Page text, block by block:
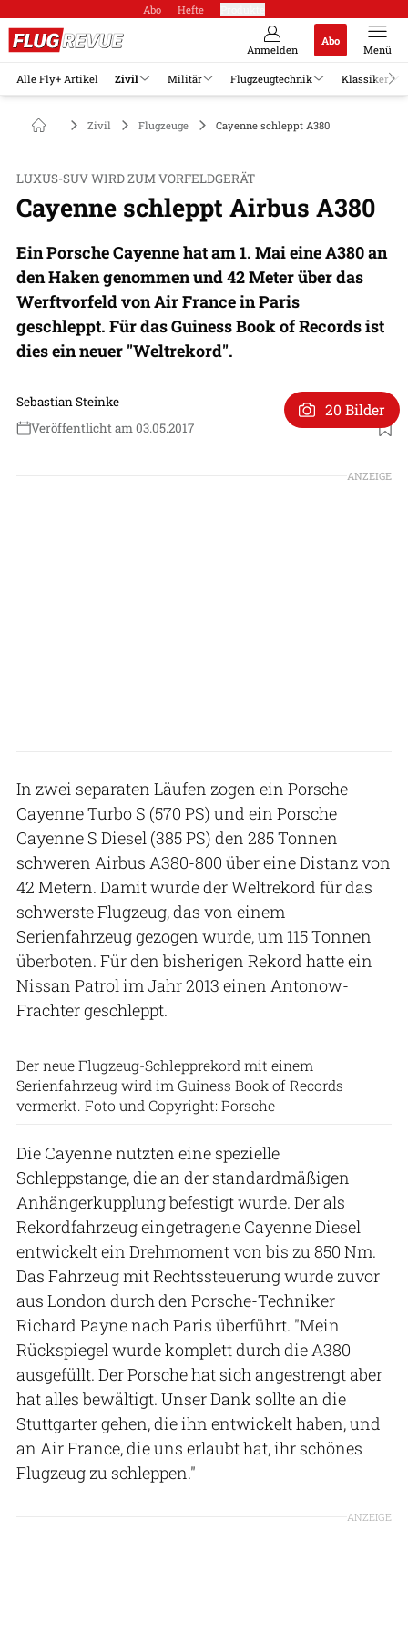
Abo Hefte
Anmelden
Abo
Menü
Alle Fly+ Artikel Zivil Militär Flugzeugtechnik Klassiker
Zivil Flugzeuge Cayenne schleppt A380
LUXUS-SUV WIRD ZUM VORFELDGERÄT
Cayenne schleppt Airbus A380
Ein Porsche Cayenne hat am 1. Mai eine A380 an
den Haken genommen und 42 Meter über das
Werftvorfeld von Air France in Paris
geschleppt. Für das Guiness Book of Records ist
dies ein neuer "Weltrekord".
Sebastian Steinke
Veröffentlicht am 03.05.2017
20 Bilder
ANZEIGE
In zwei separaten Läufen zogen ein Porsche
Cayenne Turbo S (570 PS) und ein Porsche
Cayenne S Diesel (385 PS) den 285 Tonnen
schweren Airbus A380-800 über eine Distanz von
42 Metern. Damit wurde der Weltrekord für das
schwerste Flugzeug, das von einem
Serienfahrzeug gezogen wurde, um 115 Tonnen
überboten. Für den bisherigen Rekord hatte ein
Nissan Patrol im Jahr 2013 einen Antonow-
Frachter geschleppt.
Der neue Flugzeug-Schlepprekord mit einem
Serienfahrzeug wird im Guiness Book of Records
vermerkt. Foto und Copyright: Porsche
Die Cayenne nutzten eine spezielle
Schleppstange, die an der standardmäßigen
Anhängerkupplung befestigt wurde. Der als
Rekordfahrzeug eingetragene Cayenne Diesel
entwickelt ein Drehmoment von bis zu 850 Nm.
Das Fahrzeug mit Rechtssteuerung wurde zuvor
aus London durch den Porsche-Techniker
Richard Payne nach Paris überführt. "Mein
Rückspiegel wurde komplett durch die A380
ausgefüllt. Der Porsche hat sich angestrengt aber
hat alles bewältigt. Unser Dank sollte an die
Stuttgarter gehen, die ihn entwickelt haben, und
an Air France, die uns erlaubt hat, ihr schönes
Flugzeug zu schleppen."
ANZEIGE